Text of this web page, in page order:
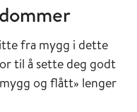
fra mygg i dette
til å sette deg godt
og flått» lenger